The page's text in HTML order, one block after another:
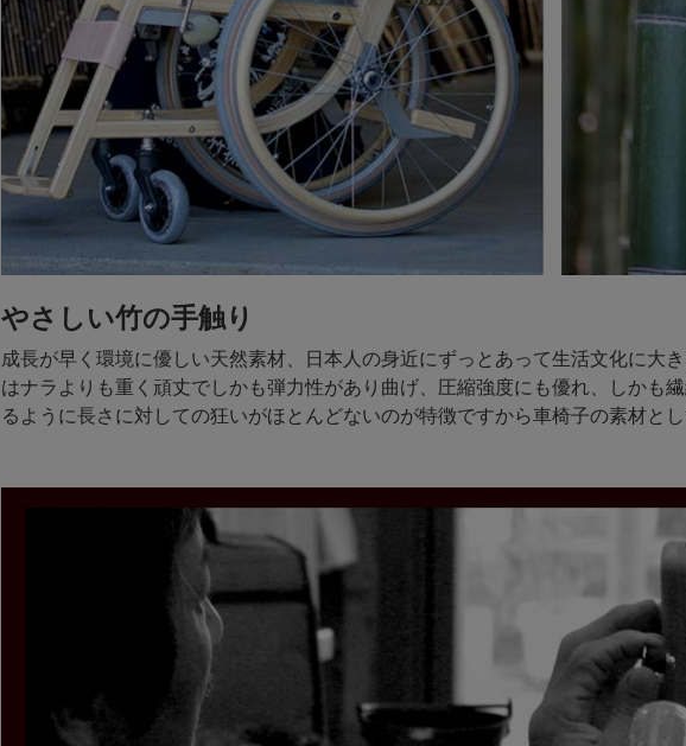
やさしい竹の手触り
成長が早く環境に優しい天然素材、日本人の身近にずっとあって生活文化に大
はナラよりも重く頑丈でしかも弾力性があり曲げ、圧縮強度にも優れ、しかも
るように長さに対しての狂いがほとんどないのが特徴ですから車椅子の素材とし